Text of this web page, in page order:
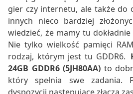
gier czy internetu, ale także do
innych nieco bardziej
wiedzieć, że mamy tu dokładnie
Nie tylko wielkość pamięci
rodzaj, którym jest tu GDDR6.
24GB GDDR6 (5JH80AA) to
który spełnia swe zadania.